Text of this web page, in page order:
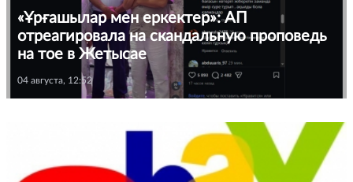
«Ұрғашылар мен еркектер»: АП
отреагировала на скандальную проповедь
на тое в Жетысае
04 августа, 12:52